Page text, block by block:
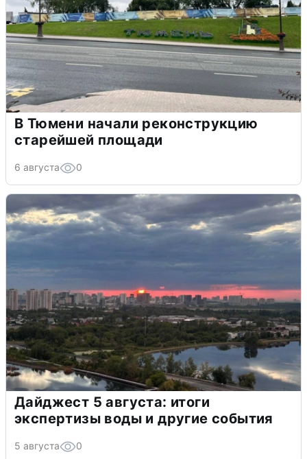
В Тюмени начали реконструкцию
старейшей площади
6 августа 0
Дайджест 5 августа: итоги
экспертизы воды и другие события
5 августа 0